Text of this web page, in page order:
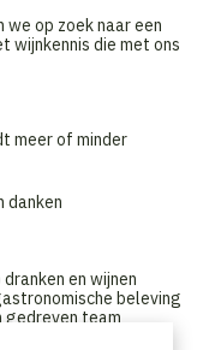
op zoek naar een
wijnkennis die met ons
meer of minder
danken
en wijnen
beleving
gedreven team